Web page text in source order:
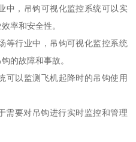
中，吊钩可视化监控系统可以实
率和安全性。
等行业中，吊钩可视化监控系统
的故障和事故。
可以监测飞机起降时的吊钩使用
需要对吊钩进行实时监控和管理